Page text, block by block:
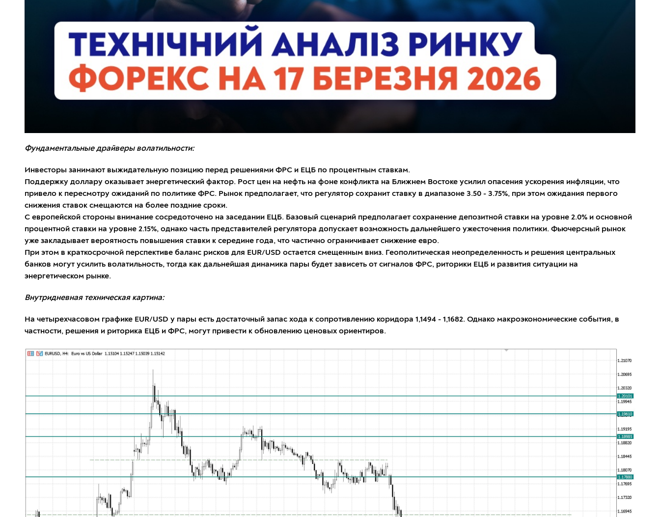
Фундаментальные драйверы волатильности:
Инвесторы занимают выжидательную позицию перед решениями ФРС и ЕЦБ по процентным ставкам.
Поддержку доллару оказывает энергетический фактор. Рост цен на нефть на фоне конфликта на Ближнем Востоке усилил опасения ускорения инфляции, что
привело к пересмотру ожиданий по политике ФРС. Рынок предполагает, что регулятор сохранит ставку в диапазоне 3.50 - 3.75%, при этом ожидания первого
снижения ставок смещаются на более поздние сроки.
С европейской стороны внимание сосредоточено на заседании ЕЦБ. Базовый сценарий предполагает сохранение депозитной ставки на уровне 2.0% и основной
процентной ставки на уровне 2.15%, однако часть представителей регулятора допускает возможность дальнейшего ужесточения политики. Фьючерсный рынок
уже закладывает вероятность повышения ставки к середине года, что частично ограничивает снижение евро.
При этом в краткосрочной перспективе баланс рисков для EUR/USD остается смещенным вниз. Геополитическая неопределенность и решения центральных
банков могут усилить волатильность, тогда как дальнейшая динамика пары будет зависеть от сигналов ФРС, риторики ЕЦБ и развития ситуации на
энергетическом рынке.
Внутридневная техническая картина:
На четырехчасовом графике EUR/USD у пары есть достаточный запас хода к сопротивлению коридора 1,1494 - 1,1682. Однако макроэкономические события, в
частности, решения и риторика ЕЦБ и ФРС, могут привести к обновлению ценовых ориентиров.